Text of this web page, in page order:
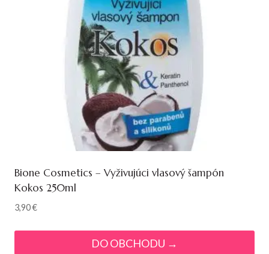
Bione Cosmetics – Vyživujúci vlasový šampón
Kokos 250ml
3,90€
DO OBCHODU →